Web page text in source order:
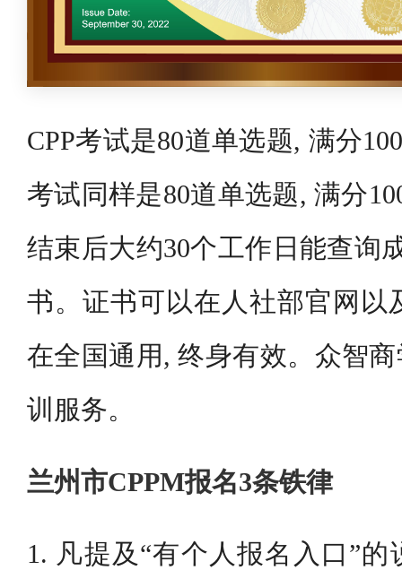
CPP考试是80道单选题, 满分
考试同样是80道单选题, 满分
结束后大约30个工作日能查询
书。证书可以在人社部官网以
在全国通用, 终身有效。众智
训服务。
兰州市CPPM报名3条铁律
1. 凡提及“有个人报名入口”